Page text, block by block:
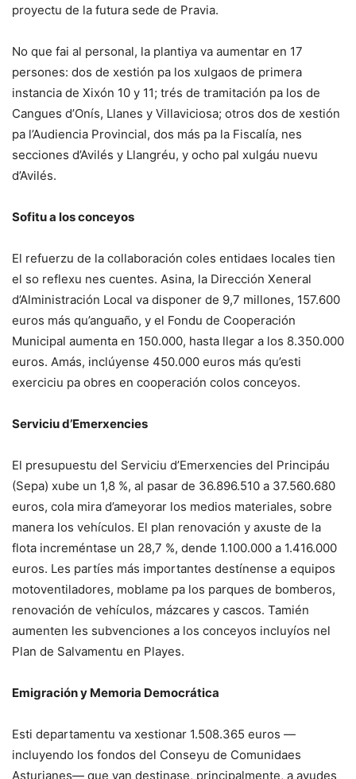
proyectu de la futura sede de Pravia.
No que fai al personal, la plantiya va aumentar en 17
persones: dos de xestión pa los xulgaos de primera
instancia de Xixón 10 y 11; trés de tramitación pa los de
Cangues d’Onís, Llanes y Villaviciosa; otros dos de xestión
pa l’Audiencia Provincial, dos más pa la Fiscalía, nes
secciones d’Avilés y Llangréu, y ocho pal xulgáu nuevu
d’Avilés.
Sofitu a los conceyos
El refuerzu de la collaboración coles entidaes locales tien
el so reflexu nes cuentes. Asina, la Dirección Xeneral
d’Alministración Local va disponer de 9,7 millones, 157.600
euros más qu’anguaño, y el Fondu de Cooperación
Municipal aumenta en 150.000, hasta llegar a los 8.350.000
euros. Amás, inclúyense 450.000 euros más qu’esti
exerciciu pa obres en cooperación colos conceyos.
Serviciu d’Emerxencies
El presupuestu del Serviciu d’Emerxencies del Principáu
(Sepa) xube un 1,8 %, al pasar de 36.896.510 a 37.560.680
euros, cola mira d’ameyorar los medios materiales, sobre
manera los vehículos. El plan renovación y axuste de la
flota increméntase un 28,7 %, dende 1.100.000 a 1.416.000
euros. Les partíes más importantes destínense a equipos
motoventiladores, moblame pa los parques de bomberos,
renovación de vehículos, mázcares y cascos. Tamién
aumenten les subvenciones a los conceyos incluyíos nel
Plan de Salvamentu en Playes.
Emigración y Memoria Democrática
Esti departamentu va xestionar 1.508.365 euros —
incluyendo los fondos del Conseyu de Comunidaes
Asturianes— que van destinase, principalmente, a ayudes